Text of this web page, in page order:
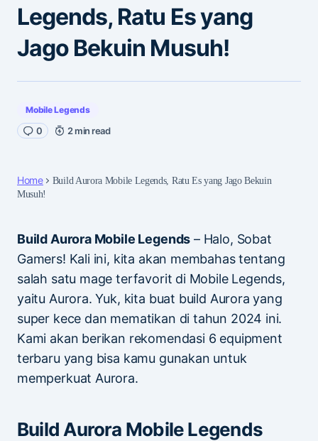
Legends, Ratu Es yang
Jago Bekuin Musuh!
Mobile Legends
0 2 min read
Home
Build Aurora Mobile Legends, Ratu Es yang Jago Bekuin
Musuh!
Build Aurora Mobile Legends – Halo, Sobat
Gamers! Kali ini, kita akan membahas tentang
salah satu mage terfavorit di Mobile Legends,
yaitu Aurora. Yuk, kita buat build Aurora yang
super kece dan mematikan di tahun 2024 ini.
Kami akan berikan rekomendasi 6 equipment
terbaru yang bisa kamu gunakan untuk
memperkuat Aurora.
Build Aurora Mobile Legends